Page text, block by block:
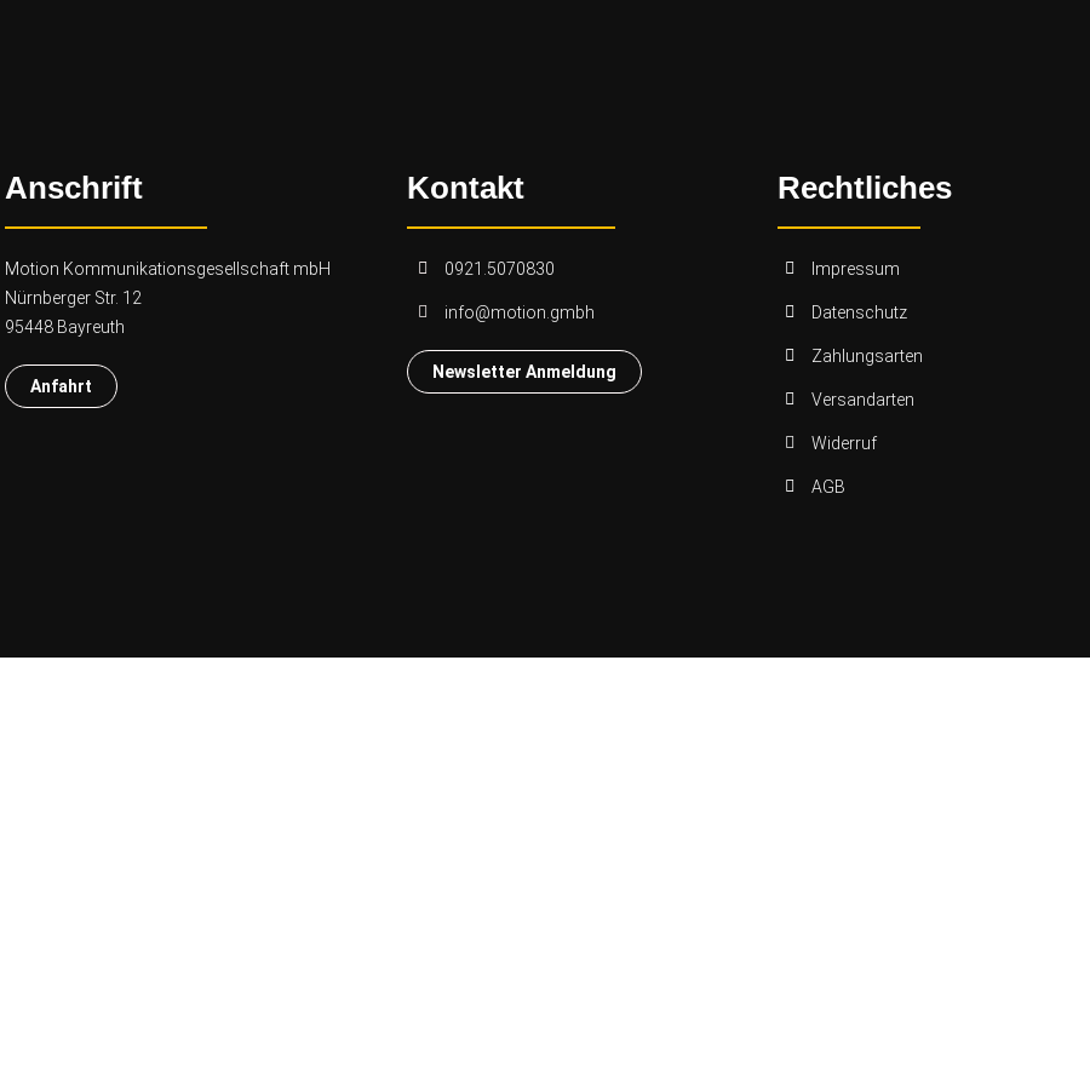
Anschrift
Motion Kommunikationsgesellschaft mbH
Nürnberger Str. 12
95448 Bayreuth
Anfahrt
Kontakt
0921.5070830
info@motion.gmbh
Newsletter Anmeldung
Rechtliches
Impressum
Datenschutz
Zahlungsarten
Versandarten
Widerruf
AGB